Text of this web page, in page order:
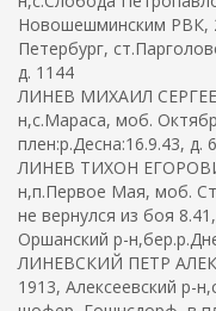
Новошешминским РВК,
Петербург,
д. 1144
ЛИНЕВ МИХАИЛ
н,с.Мараса, моб.
плен:р.Десна:16.9.43, д.
ЛИНЕВ ТИХОН
н,п.Первое Мая, моб.
не вернулся из боя
Оршанский р-
ЛИНЕВСКИЙ ПЕТР
1913, Алексеевский р-